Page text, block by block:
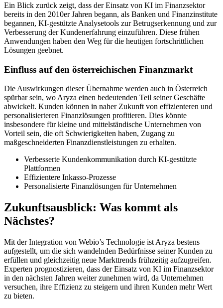
Ein Blick zurück zeigt, dass der Einsatz von KI im Finanzsektor
bereits in den 2010er Jahren begann, als Banken und Finanzinstitute
begannen, KI-gestützte Analysetools zur Betrugserkennung und zur
Verbesserung der Kundenerfahrung einzuführen. Diese frühen
Anwendungen haben den Weg für die heutigen fortschrittlichen
Lösungen geebnet.
Einfluss auf den österreichischen Finanzmarkt
Die Auswirkungen dieser Übernahme werden auch in Österreich
spürbar sein, wo Aryza einen bedeutenden Teil seiner Geschäfte
abwickelt. Kunden können in naher Zukunft von effizienteren und
personalisierteren Finanzlösungen profitieren. Dies könnte
insbesondere für kleine und mittelständische Unternehmen von
Vorteil sein, die oft Schwierigkeiten haben, Zugang zu
maßgeschneiderten Finanzdienstleistungen zu erhalten.
Verbesserte Kundenkommunikation durch KI-gestützte
Plattformen
Effizientere Inkasso-Prozesse
Personalisierte Finanzlösungen für Unternehmen
Zukunftsausblick: Was kommt als
Nächstes?
Mit der Integration von Webio’s Technologie ist Aryza bestens
aufgestellt, um die sich wandelnden Bedürfnisse seiner Kunden zu
erfüllen und gleichzeitig neue Markttrends frühzeitig aufzugreifen.
Experten prognostizieren, dass der Einsatz von KI im Finanzsektor
in den nächsten Jahren weiter zunehmen wird, da Unternehmen
versuchen, ihre Effizienz zu steigern und ihren Kunden mehr Wert
zu bieten.